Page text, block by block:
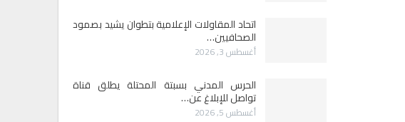
اتحاد المقاولات الإعلامية بتطوان يشيد بصمود
الصحافيين…
أغسطس 3, 2026
الحرس المدني بسبتة المحتلة يطلق قناة
تواصل للإبلاغ عن…
أغسطس 5, 2026